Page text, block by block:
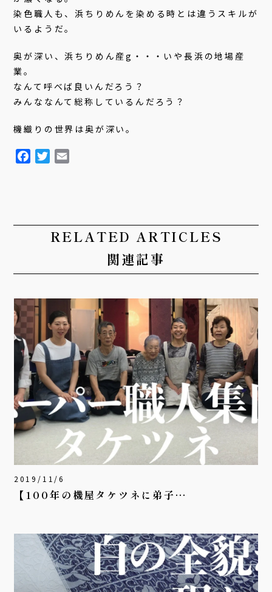
染色職人も、浜ちりめんを染める時とは違うスキルが
いるようだ。
奥が深い、浜ちりめん産g・・・いや長浜の地場産
業。
なんて呼べば良いんだろう？
みんななんて総称しているんだろう？
機織りの世界は奥が深い。
F
o
T
e
r
RELATED ARTICLES
関連記事
2019/11/6
【100年の機屋タケツネに弟子…